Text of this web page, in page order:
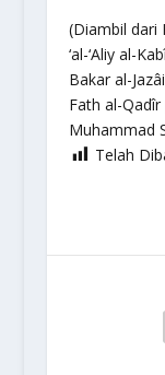
(Diambil dari
‘al-‘Aliy al-
Bakar al-
Fath al-
Muhammad
Telah